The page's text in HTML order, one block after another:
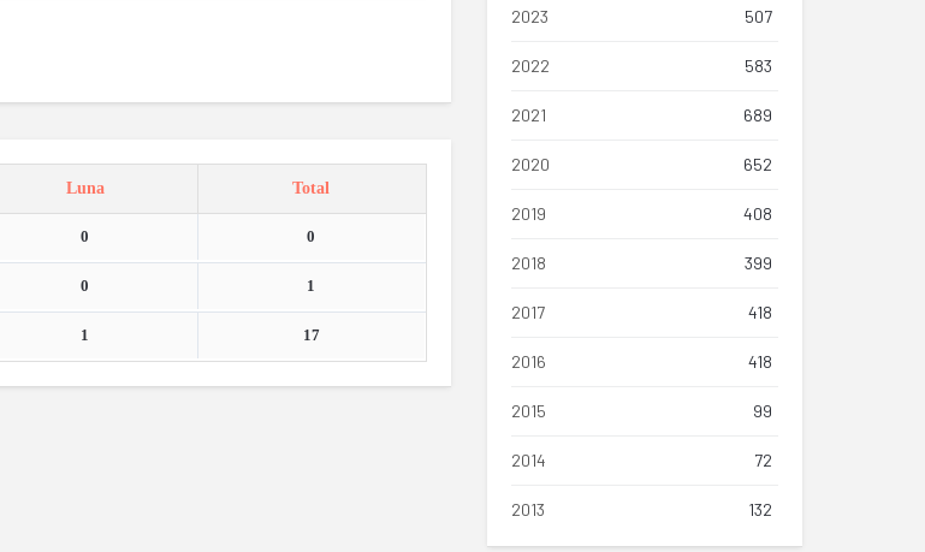
Luna Total
0 0
0 1
1 17
2023 507
2022 583
2021 689
2020 652
2019 408
2018 399
2017 418
2016 418
2015 99
2014 72
2013 132